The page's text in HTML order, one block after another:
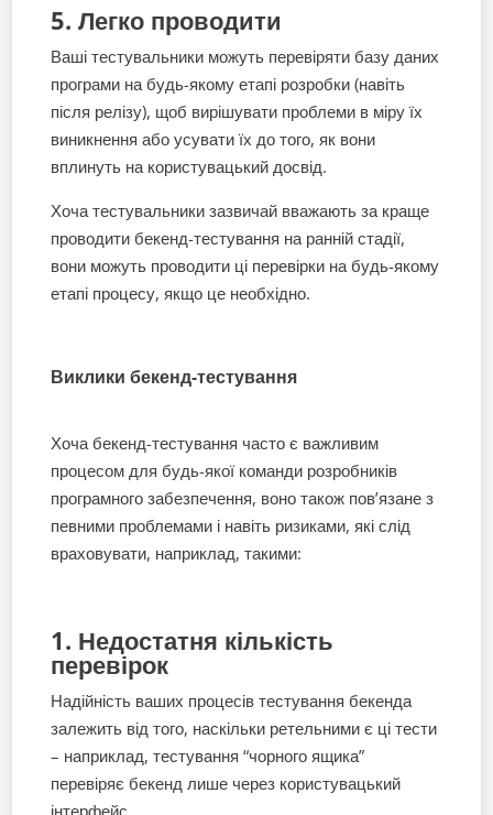
5. Легко проводити
Ваші тестувальники можуть перевіряти базу даних
програми на будь-якому етапі розробки (навіть
після релізу), щоб вирішувати проблеми в міру їх
виникнення або усувати їх до того, як вони
вплинуть на користувацький досвід.
Хоча тестувальники зазвичай вважають за краще
проводити бекенд-тестування на ранній стадії,
вони можуть проводити ці перевірки на будь-якому
етапі процесу, якщо це необхідно.
Виклики бекенд-тестування
Хоча бекенд-тестування часто є важливим
процесом для будь-якої команди розробників
програмного забезпечення, воно також пов’язане з
певними проблемами і навіть ризиками, які слід
враховувати, наприклад, такими:
1. Недостатня кількість
перевірок
Надійність ваших процесів тестування бекенда
залежить від того, наскільки ретельними є ці тести
– наприклад, тестування “чорного ящика”
перевіряє бекенд лише через користувацький